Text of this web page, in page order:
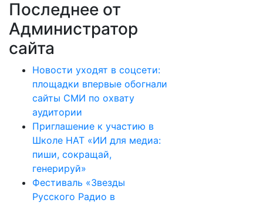
Последнее от
Администратор
сайта
Новости уходят в соцсети:
площадки впервые обогнали
сайты СМИ по охвату
аудитории
Приглашение к участию в
Школе НАТ «ИИ для медиа:
пиши, сокращай,
генерируй»
Фестиваль «Звезды
Русского Радио в